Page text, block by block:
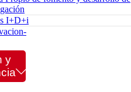
I+D+i
y